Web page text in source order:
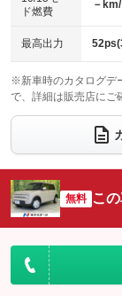
ベンチシート
：装備あり
チップアップシ
：装備なし
：装備なし
ウォークスルー
：装備なし
電動リアゲート
：装備なし
サイドカメラ
：装備なし
：装備なし
ド燃費
－
最高出力
※新車時のカタログデ
で、詳細は販売店にご
無料 こ